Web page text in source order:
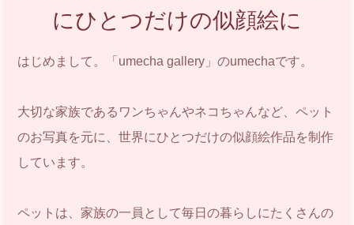
にひとつだけの似顔絵に
はじめまして。「umecha gallery」のumechaです。
大切な家族であるワンちゃんやネコちゃんなど、ペット
のお写真を元に、世界にひとつだけの似顔絵作品を制作
しています。
ペットは、家族の一員として毎日の暮らしにたくさんの